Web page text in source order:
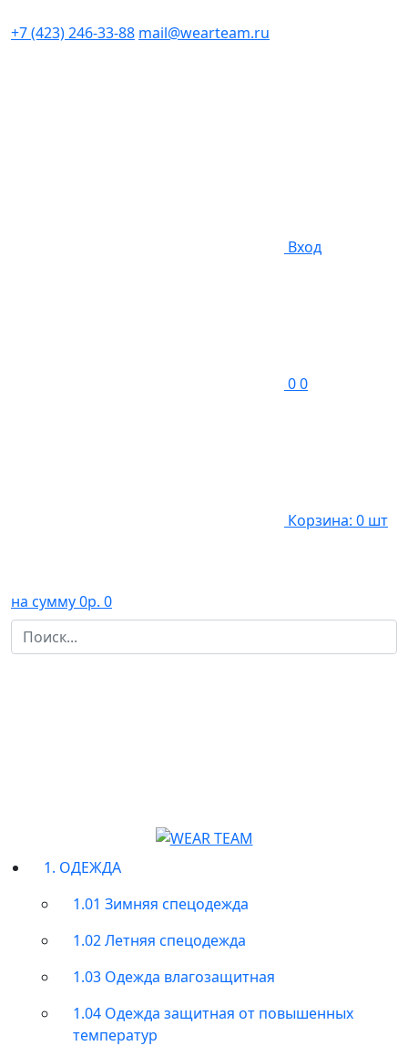
+7 (423) 246-33-88 mail@wearteam.ru
Вход
00
Корзина: 0 шт
на сумму 0р. 0
1. ОДЕЖДА
1.01 Зимняя спецодежда
1.02 Летняя спецодежда
1.03 Одежда влагозащитная
1.04 Одежда защитная от повышенных
температур